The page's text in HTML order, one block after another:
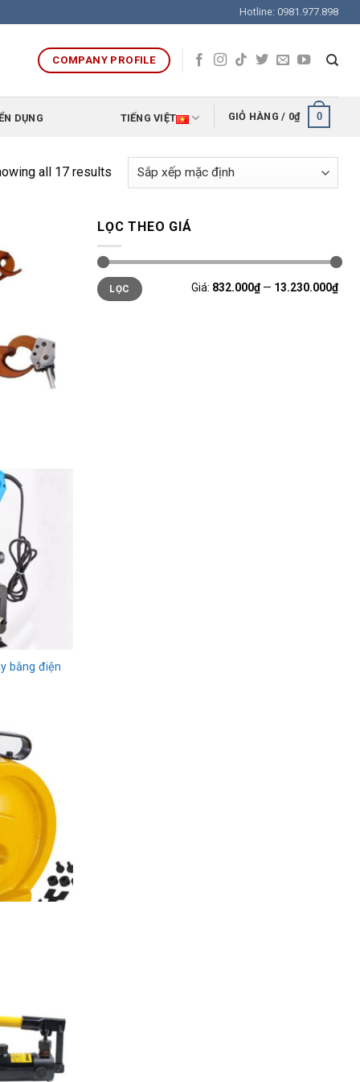
Hotline: 0981.977.898
COMPANY PROFILE
DỤNG TIẾNG VIỆT GIỎ HÀNG / 0₫ 0
all 17 results
bằng điện
LỌC THEO GIÁ
Giá
tối
thiểu
Giá
tối
đa
LỌC Giá: 832.000₫— 13.230.000₫